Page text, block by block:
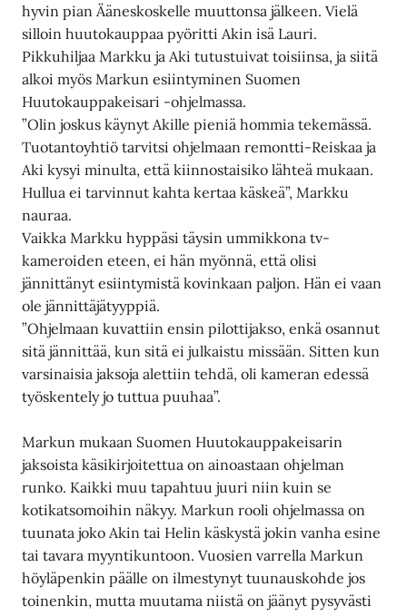
hyvin pian Ääneskoskelle muuttonsa jälkeen. Vielä
silloin huutokauppaa pyöritti Akin isä Lauri.
Pikkuhiljaa Markku ja Aki tutustuivat toisiinsa, ja siitä
alkoi myös Markun esiintyminen Suomen
Huutokauppakeisari -ohjelmassa.
”Olin joskus käynyt Akille pieniä hommia tekemässä.
Tuotantoyhtiö tarvitsi ohjelmaan remontti-Reiskaa ja
Aki kysyi minulta, että kiinnostaisiko lähteä mukaan.
Hullua ei tarvinnut kahta kertaa käskeä”, Markku
nauraa.
Vaikka Markku hyppäsi täysin ummikkona tv-
kameroiden eteen, ei hän myönnä, että olisi
jännittänyt esiintymistä kovinkaan paljon. Hän ei vaan
ole jännittäjätyyppiä.
”Ohjelmaan kuvattiin ensin pilottijakso, enkä osannut
sitä jännittää, kun sitä ei julkaistu missään. Sitten kun
varsinaisia jaksoja alettiin tehdä, oli kameran edessä
työskentely jo tuttua puuhaa”.
Markun mukaan Suomen Huutokauppakeisarin
jaksoista käsikirjoitettua on ainoastaan ohjelman
runko. Kaikki muu tapahtuu juuri niin kuin se
kotikatsomoihin näkyy. Markun rooli ohjelmassa on
tuunata joko Akin tai Helin käskystä jokin vanha esine
tai tavara myyntikuntoon. Vuosien varrella Markun
höyläpenkin päälle on ilmestynyt tuunauskohde jos
toinenkin, mutta muutama niistä on jäänyt pysyvästi